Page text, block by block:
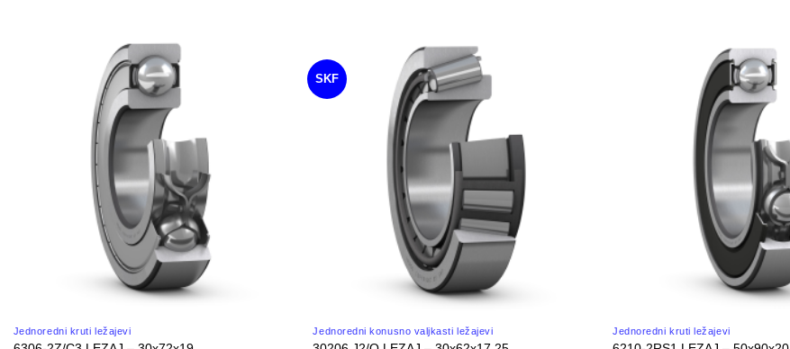
Jednoredni kruti ležajevi
SKF
Jednoredni konusno valjkasti ležajevi Jednoredni kruti ležajevi